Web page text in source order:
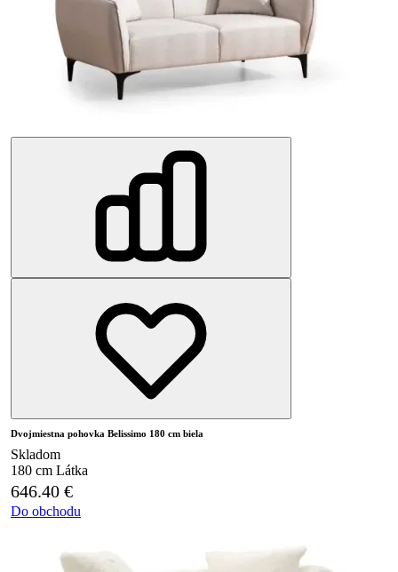
Dvojmiestna pohovka Belissimo 180 cm biela
Skladom
180 cm Látka
646.40 €
Do obchodu